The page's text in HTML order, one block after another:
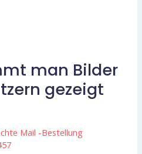
man Bilder
gezeigt
Mail -Bestellung